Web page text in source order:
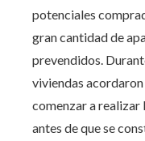
potenciales
gran cantidad de
prevendidos.
viviendas
comenzar a realizar
antes de que se